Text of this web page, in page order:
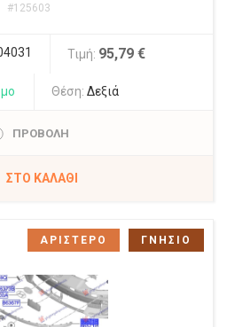
#125603
Τιμή: 95,79 €
Θέση: Δεξιά
ΠΡΟΒΟΛΗ
ΣΤΟ ΚΑΛΆΘΙ
ΑΡΙΣΤΕΡΟ ΓΝΗΣΙΟ